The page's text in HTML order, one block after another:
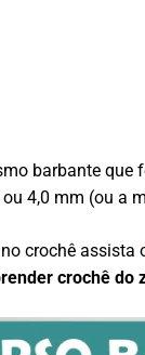
barbante que
ou 4,0 mm (ou a
crochê assista
crochê do